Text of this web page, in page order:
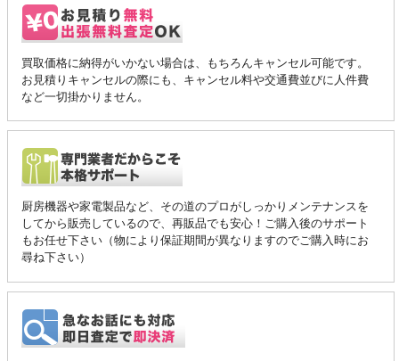
買取価格に納得がいかない場合は、もちろんキャンセル可能です。
お見積りキャンセルの際にも、キャンセル料や交通費並びに人件費
など一切掛かりません。
厨房機器や家電製品など、その道のプロがしっかりメンテナンスを
してから販売しているので、再販品でも安心！ご購入後のサポート
もお任せ下さい（物により保証期間が異なりますのでご購入時にお
尋ね下さい）